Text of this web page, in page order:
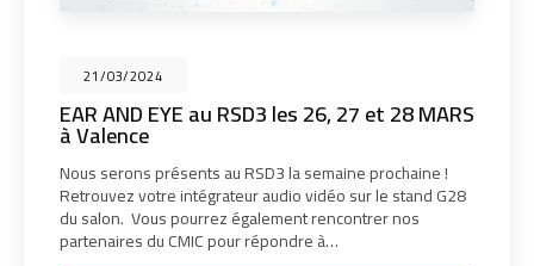
21/03/2024
EAR AND EYE au RSD3 les 26, 27 et 28 MARS
à Valence
Nous serons présents au RSD3 la semaine prochaine !
Retrouvez votre intégrateur audio vidéo sur le stand G28
du salon. Vous pourrez également rencontrer nos
partenaires du CMIC pour répondre à…